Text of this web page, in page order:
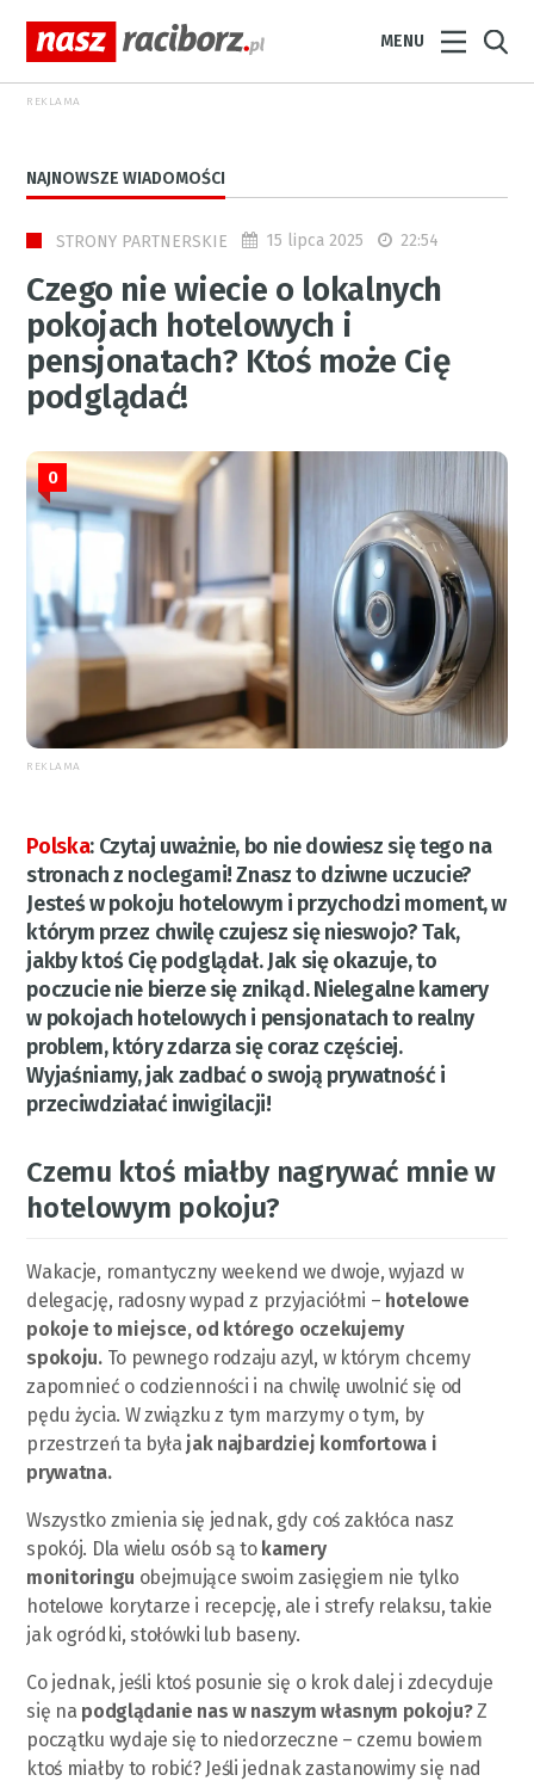
MENU
REKLAMA
NAJNOWSZE WIADOMOŚCI
STRONY PARTNERSKIE 15 lipca 2025 22:54
Czego nie wiecie o lokalnych
pokojach hotelowych i
pensjonatach? Ktoś może Cię
podglądać!
0
REKLAMA
Polska: Czytaj uważnie, bo nie dowiesz się tego na
stronach z noclegami! Znasz to dziwne uczucie?
Jesteś w pokoju hotelowym i przychodzi moment, w
którym przez chwilę czujesz się nieswojo? Tak,
jakby ktoś Cię podglądał. Jak się okazuje, to
poczucie nie bierze się znikąd. Nielegalne kamery
w pokojach hotelowych i pensjonatach to realny
problem, który zdarza się coraz częściej.
Wyjaśniamy, jak zadbać o swoją prywatność i
przeciwdziałać inwigilacji!
Czemu ktoś miałby nagrywać mnie w
hotelowym pokoju?
Wakacje, romantyczny weekend we dwoje, wyjazd w
delegację, radosny wypad z przyjaciółmi – hotelowe
pokoje to miejsce, od którego oczekujemy
spokoju.To pewnego rodzaju azyl, w którym chcemy
zapomnieć o codzienności i na chwilę uwolnić się od
pędu życia. W związku z tym marzymy o tym, by
przestrzeń ta była jak najbardziej komfortowa i
prywatna.
Wszystko zmienia się jednak, gdy coś zakłóca nasz
spokój. Dla wielu osób są to kamery
monitoringu obejmujące swoim zasięgiem nie tylko
hotelowe korytarze i recepcję, ale i strefy relaksu, takie
jak ogródki, stołówki lub baseny.
Co jednak, jeśli ktoś posunie się o krok dalej i zdecyduje
się na podglądanie nas w naszym własnym pokoju?Z
początku wydaje się to niedorzeczne – czemu bowiem
ktoś miałby to robić? Jeśli jednak zastanowimy się nad